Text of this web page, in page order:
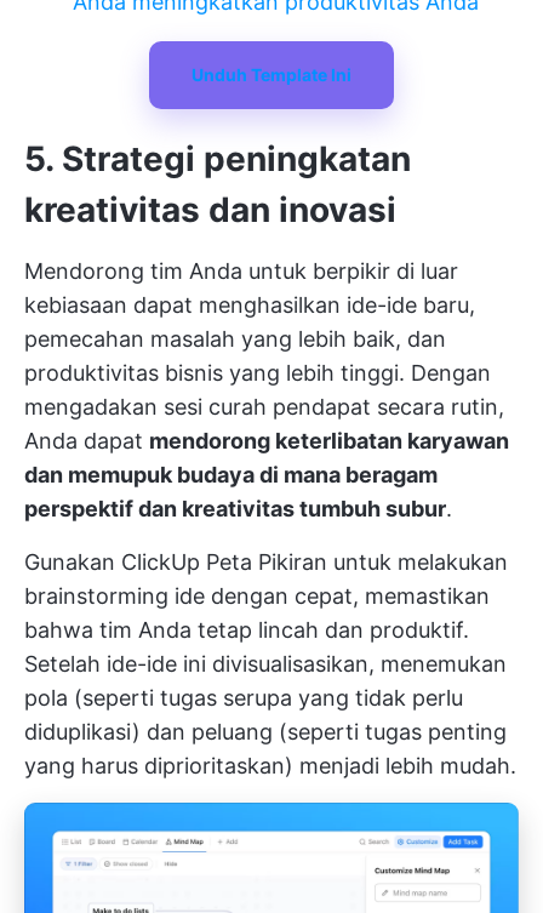
Unduh Template Ini
5. Strategi peningkatan
kreativitas dan inovasi
Mendorong tim Anda untuk berpikir di luar
kebiasaan dapat menghasilkan ide-ide baru,
pemecahan masalah yang lebih baik, dan
produktivitas bisnis yang lebih tinggi. Dengan
mengadakan sesi curah pendapat secara rutin,
Anda dapat mendorong keterlibatan karyawan
dan memupuk budaya di mana beragam
perspektif dan kreativitas tumbuh subur.
Gunakan ClickUp Peta Pikiran untuk melakukan
brainstorming ide dengan cepat, memastikan
bahwa tim Anda tetap lincah dan produktif.
Setelah ide-ide ini divisualisasikan, menemukan
pola (seperti tugas serupa yang tidak perlu
diduplikasi) dan peluang (seperti tugas penting
yang harus diprioritaskan) menjadi lebih mudah.